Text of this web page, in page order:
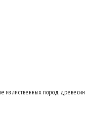
лиственных пород